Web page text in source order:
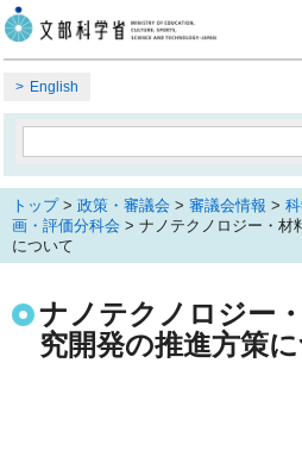
English
トップ> 政策・審議会 > 審議会情報 >
画・評価分科会 > ナノテクノロジー・材
について
ナノテクノロジー
究開発の推進方策